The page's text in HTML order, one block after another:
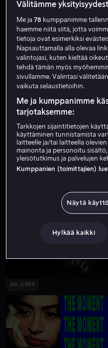
Ale
Alk. 3,99 €
Alk. 5,99 €
Välitämme
Me ja78 kumppanimme
haemme niitä siitä, jotta
tietoja ovat esimerkiksi
Napsauttamalla alla olevaa
valintojasi, kuten kieltää
tehdä tämän myös
sivullamme. Valintasi
vaikuta selaustietoihin.
Me ja kumppanimme
tarjotaksemme:
Tarkkojen sijaintitietojen
käyttäminen tunnistamista
laitteelle ja/tai laitteella
mainonta ja personoitu
yleisötutkimus ja palvelujen
Kumppanien (toimittajien)
Näytä
Hylkää kaikki